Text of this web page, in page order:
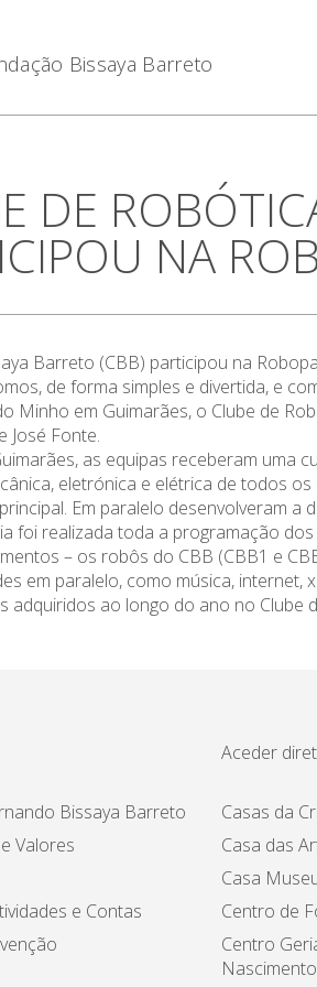
Bissaya Barreto
DE
NA
Barreto (CBB) participou na
de forma simples e divertida, e
Minho em Guimarães, o Clube de
José Fonte.
as equipas receberam uma
eletrónica e elétrica de todos
Em paralelo desenvolveram
foi realizada toda a programação
– os robôs do CBB (CBB1 e
em paralelo, como música,
adquiridos ao longo do ano no Clube
Bissaya Barreto
Valores
e Contas
Aceder
Casas da
Casa das
Casa
Centro de
Centro
Nascimento